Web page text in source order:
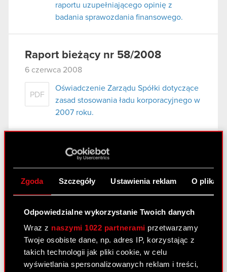
Zgoda Szczegóły Ustawienia reklam O
Odpowiedzialne wykorzystanie Twoich danych
Wraz z naszymi 1022 partnerami przetwarzamy
Twoje osobiste dane, np. adres IP, korzystając z
takich technologii jak pliki cookie, w celu
wyświetlania spersonalizowanych reklam i treści,
raportu uzupełniającego opinię z
badania sprawozdania finansowego.
Raport bieżący nr 58/2008
6 czerwca 2008
PDF
Oświadczenie Zarządu Spółki dotyczące
zasad stosowania ładu korporacyjnego w
2007 roku.
Raport bieżący nr 57/2008
wybór audytora do badania sprawozdań
finansowych Spółki.
Raport bieżący nr 56/2008
14 maja 2008
Oświadczenie Zarządu Spółki dotyczące